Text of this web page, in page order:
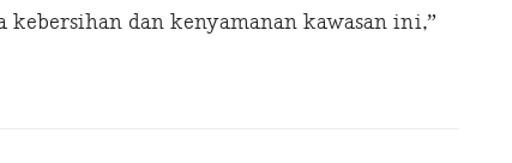
kebersihan dan kenyamanan kawasan ini,”